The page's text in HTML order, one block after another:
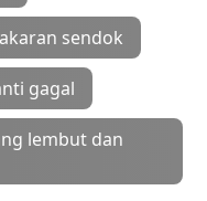
sendok
gagal
lembut dan